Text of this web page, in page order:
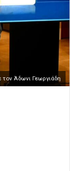
Άδωνι Γεωργιάδη